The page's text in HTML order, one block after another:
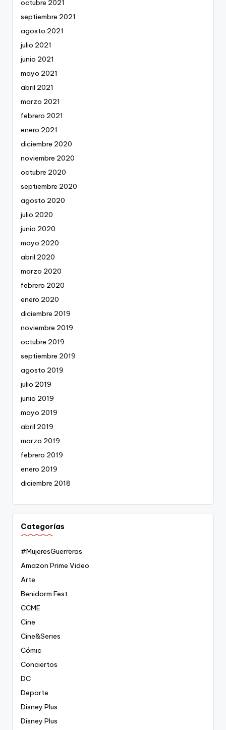
octubre 2021
septiembre 2021
agosto 2021
julio 2021
junio 2021
mayo 2021
abril 2021
marzo 2021
febrero 2021
enero 2021
diciembre 2020
noviembre 2020
octubre 2020
septiembre 2020
agosto 2020
julio 2020
junio 2020
mayo 2020
abril 2020
marzo 2020
febrero 2020
enero 2020
diciembre 2019
noviembre 2019
octubre 2019
septiembre 2019
agosto 2019
julio 2019
junio 2019
mayo 2019
abril 2019
marzo 2019
febrero 2019
enero 2019
diciembre 2018
Categorías
#MujeresGuerreras
Amazon Prime Video
Arte
Benidorm Fest
CCME
Cine
Cine&Series
Cómic
Conciertos
DC
Deporte
Disney Plus
Disney Plus